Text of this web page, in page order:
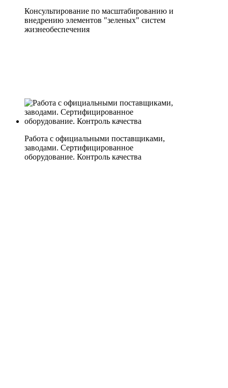
Консультирование по масштабированию и
внедрению элементов "зеленых" систем
жизнеобеспечения
Работа с официальными поставщиками,
заводами. Сертифицированное
оборудование. Контроль качества